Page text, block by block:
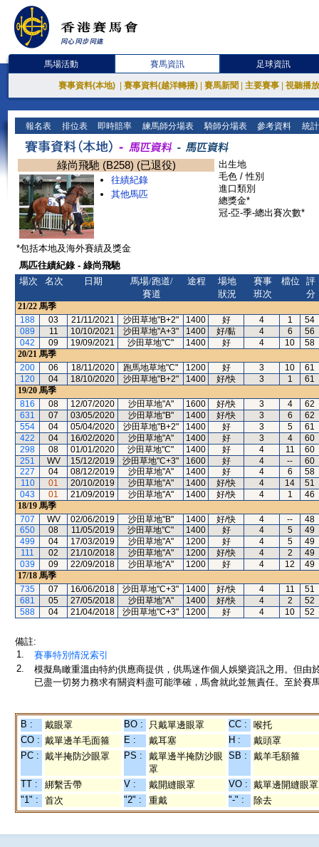
馬場活動 賽馬資訊 足球資訊
賽事資料(本地) 賽事資料(越洋轉播) 賽馬新聞 主要賽事 視聽播
報名表 排位表 即時賠率 練馬師分場表 騎師分場表 參考資料 統
綠尚飛馳 (B258) (已退役)
往績紀錄
其他馬匹
出生地
毛色 / 性別
進口類別
總獎金*
冠-亞-季-總出賽次數*
*包括本地及海外賽績及獎金
馬匹往績紀錄 - 綠尚飛馳
場次
名次 日期
馬場/跑道/
賽道
途程
場地
狀況
賽事
班次
檔位
評
分
21/22 馬季
188
03 21/11/2021 沙田草地"B+2" 1400 好 4 1
54
089
11 10/10/2021 沙田草地"A+3" 1400 好/黏 4 6
56
042
09 19/09/2021 沙田草地"C" 1400 好 4 10
58
20/21 馬季
200
06 18/11/2020 跑馬地草地"C" 1200 好 3 10
61
120
04 18/10/2020 沙田草地"B+2" 1400 好/快 3 1
61
19/20 馬季
816
08 12/07/2020 沙田草地"A" 1600 好/快 3 4
62
631
07 03/05/2020 沙田草地"B" 1400 好/快 3 6
62
554
04 05/04/2020 沙田草地"B+2" 1400 好 3 5
61
422
04 16/02/2020 沙田草地"A" 1400 好 3 4
60
298
08 01/01/2020 沙田草地"C" 1400 好 4 11
60
251
WV 15/12/2019 沙田草地"C+3" 1600 好 4 --
60
227
04 08/12/2019 沙田草地"A" 1400 好 4 6
58
110
01 20/10/2019 沙田草地"A" 1400 好/快 4 14
51
043
01 21/09/2019 沙田草地"A" 1400 好/快 4 1
46
18/19 馬季
707
WV 02/06/2019 沙田草地"B" 1400 好/快 4 --
48
650
08 11/05/2019 沙田草地"C" 1400 好 4 5
49
499
04 17/03/2019 沙田草地"A" 1200 好 4 5
49
111
02 21/10/2018 沙田草地"A" 1200 好/快 4 2
49
039
09 22/09/2018 沙田草地"A" 1200 好 4 12
49
17/18 馬季
735
07 16/06/2018 沙田草地"C+3" 1400 好/快 4 11
51
681
05 27/05/2018 沙田草地"A" 1400 好/快 4 2
52
588
04 21/04/2018 沙田草地"C+3" 1200 好 4 10 52
備註:
1.
賽事特別情況索引
2.
模擬鳥瞰重溫由特約供應商提供，供馬迷作個人娛樂資訊之用。但
已盡一切努力務求有關資料盡可能準確，馬會就此並無責任。至於賽
B : 戴眼罩 BO : 只戴單邊眼罩 CC :
喉托
CO : 戴單邊羊毛面箍 E : 戴耳塞 H :
戴頭罩
PC : 戴半掩防沙眼罩 PS :
戴單邊半掩防沙眼
罩
SB : 戴羊毛額箍
TT : 綁繫舌帶 V : 戴開縫眼罩 VO : 戴單邊開縫眼罩
"1" :
首次 "2" : 重戴 "-" : 除去